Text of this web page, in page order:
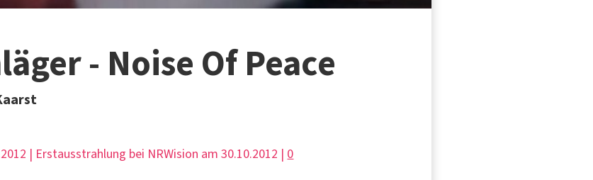
- Noise Of Peace
| Erstausstrahlung bei NRWision am 30.10.2012 | 0